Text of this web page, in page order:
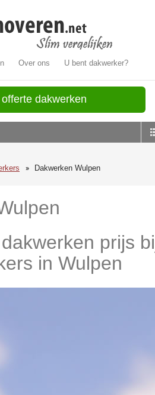
Over ons U bent dakwerker?
dakwerken
Dakwerken Wulpen
prijs
in Wulpen